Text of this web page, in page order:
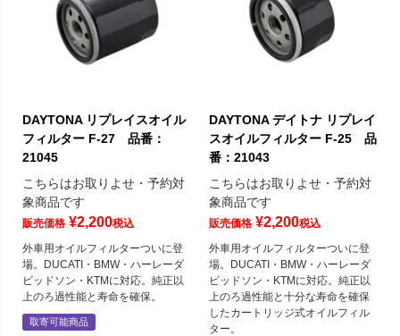
DAYTONA リプレイスオイル
フィルター F-27 品番：
21045
こちらはお取りよせ・予約対
象商品です
販売価格 ¥2,200税込
外車用オイルフィルターついに登
場。DUCATI・BMW・ハーレーダ
ビッドソン・KTMに対応。純正以
上のろ過性能と寿命を確保。
取寄可能商品
DAYTONA デイトナ リプレイ
スオイルフィルター F-25 品
番：21043
こちらはお取りよせ・予約対
象商品です
販売価格 ¥2,200税込
外車用オイルフィルターついに登
場。DUCATI・BMW・ハーレーダ
ビッドソン・KTMに対応。純正以
上のろ過性能と十分な寿命を確保
したカートリッジ式オイルフィル
ター。